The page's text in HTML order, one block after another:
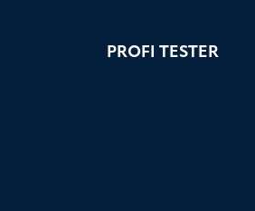
PROFI TESTER